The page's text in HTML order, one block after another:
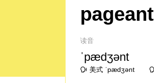
pageant
读音
ˈpædʒənt
美式 ˈpædʒənt